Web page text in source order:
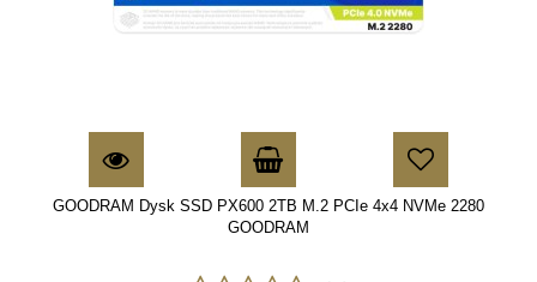
GOODRAM Dysk SSD PX600 2TB M.2 PCIe 4x4 NVMe 2280
GOODRAM